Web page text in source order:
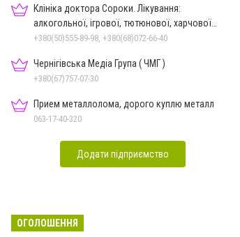
Клініка доктора Сороки. Лікування:
алкогольної, ігрової, тютюнової, харчової
залежностей, неврозів т
+380(50)555-89-98, +380(68)072-66-40
Чернігівська Медіа Група ( ЧМГ )
+380(67)757-07-30
Прием металлолома, дорого куплю металл
063-17-40-320
Додати підприємство
ОГОЛОШЕННЯ